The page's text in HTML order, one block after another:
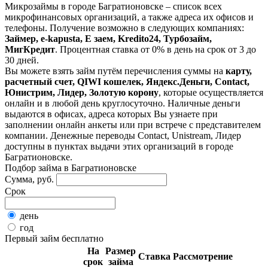
Микрозаймы в городе Багратионовске – список всех
микрофинансовых организаций, а также адреса их офисов и
телефоны. Получение возможно в следующих компаниях:
Займер, e-kapusta, Е заем, Kredito24, Турбозайм,
МигКредит. Процентная ставка от 0% в день на срок от 3 до
30 дней.
Вы можете взять займ путём перечисления суммы на карту,
расчетный счет, QIWI кошелек, Яндекс.Деньги, Contact,
Юнистрим, Лидер, Золотую корону, которые осуществляется
онлайн и в любой день круглосуточно. Наличные деньги
выдаются в офисах, адреса которых Вы узнаете при
заполнении онлайн анкеты или при встрече с представителем
компании. Денежные переводы Contact, Unistream, Лидер
доступны в пунктах выдачи этих организаций в городе
Багратионовске.
Подбор займа в Багратионовске
Сумма, руб.
Срок
день
год
Первый займ бесплатно
На
срок
Размер
займа
Ставка Рассмотрение